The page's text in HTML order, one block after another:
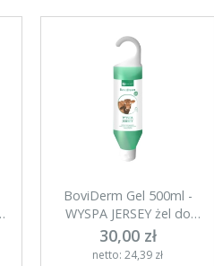
BoviDerm Gel 500ml -
WYSPA JERSEY żel do
codzinnej pielęgnacji
30,00 zł
netto: 24,39 zł